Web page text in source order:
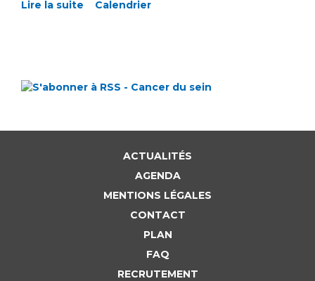
Lire la suite
Calendrier
ACTUALITÉS
AGENDA
MENTIONS LÉGALES
CONTACT
PLAN
FAQ
RECRUTEMENT